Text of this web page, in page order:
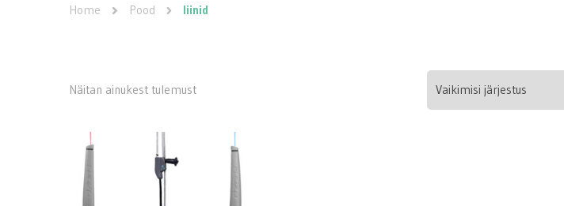
Home Pood liinid
Näitan ainukest tulemust